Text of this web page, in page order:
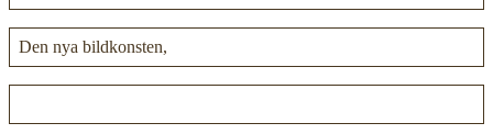
Den nya bildkonsten,